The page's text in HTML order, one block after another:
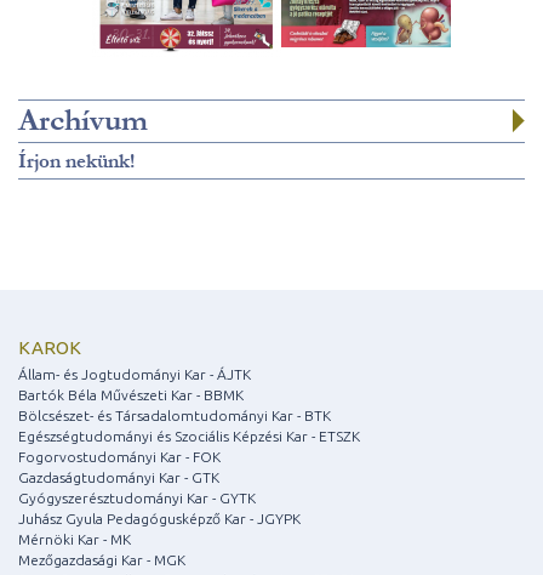
Archívum
Írjon nekünk!
KAROK
Állam- és Jogtudományi Kar - ÁJTK
Bartók Béla Művészeti Kar - BBMK
Bölcsészet- és Társadalomtudományi Kar - BTK
Egészségtudományi és Szociális Képzési Kar - ETSZK
Fogorvostudományi Kar - FOK
Gazdaságtudományi Kar - GTK
Gyógyszerésztudományi Kar - GYTK
Juhász Gyula Pedagógusképző Kar - JGYPK
Mérnöki Kar - MK
Mezőgazdasági Kar - MGK